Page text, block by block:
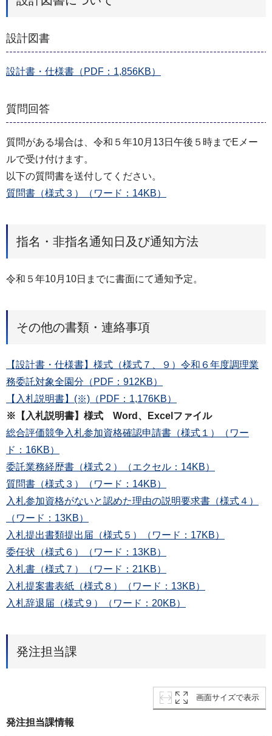
設計図書
設計書・仕様書（PDF：1,856KB）
質問回答
質問がある場合は、令和５年10月13日午後５時までEメー
ルで受け付けます。
以下の質問書を送付してください。
質問書（様式３）（ワード：14KB）
指名・非指名通知日及び通知方法
令和５年10月10日までに書面にて通知予定。
その他の書類・連絡事項
【設計書・仕様書】様式（様式７、９）令和６年度調理業
務委託対象全園分（PDF：912KB）
【入札説明書】(※)（PDF：1,176KB）
※【入札説明書】様式 Word、Excelファイル
総合評価競争入札参加資格確認申請書（様式１）（ワー
ド：16KB）
委託業務経歴書（様式２）（エクセル：14KB）
質問書（様式３）（ワード：14KB）
入札参加資格がないと認めた理由の説明要求書（様式４）
（ワード：13KB）
入札提出書類提出届（様式５）（ワード：17KB）
委任状（様式６）（ワード：13KB）
入札書（様式７）（ワード：21KB）
入札提案書表紙（様式８）（ワード：13KB）
入札辞退届（様式９）（ワード：20KB）
発注担当課
画面サイズで表示
発注担当課情報